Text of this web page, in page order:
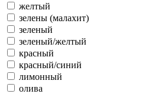
желтый
зелены (малахит)
зеленый
зеленый/желтый
красный
красный/синий
лимонный
олива